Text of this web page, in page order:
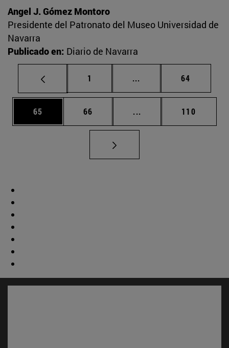
Angel J. Gómez Montoro
Presidente del Patronato del Museo Universidad de
Navarra
Publicado en: Diario de Navarra
Página
1 ... Páginas intermedias
Página
64
Página
65 Página
66 ... Páginas intermedias
Página
110